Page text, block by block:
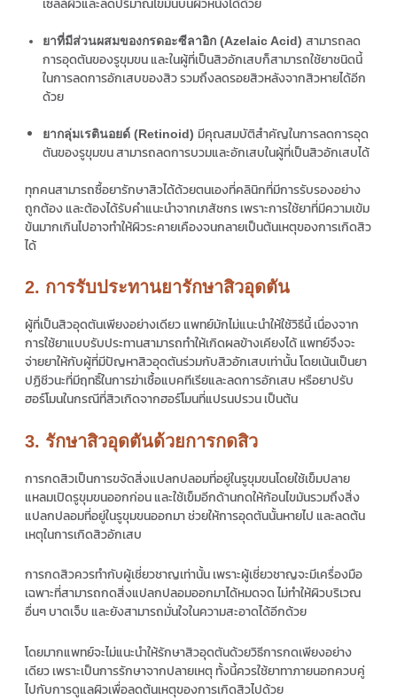
เซลล์ผิวและลดปริมาณไขมันบนผิวหนังได้ด้วย
ยาที่มีส่วนผสมของกรดอะซีลาอิก (Azelaic Acid) สามารถลด
การอุดตันของรูขุมขน และในผู้ที่เป็นสิวอักเสบก็สามารถใช้ยาชนิดนี้
ในการลดการอักเสบของสิว รวมถึงลดรอยสิวหลังจากสิวหายได้อีก
ด้วย
ยากลุ่มเรตินอยด์ (Retinoid) มีคุณสมบัติสำคัญในการลดการอุด
ตันของรูขุมขน สามารถลดการบวมและอักเสบในผู้ที่เป็นสิวอักเสบได้
ทุกคนสามารถซื้อยารักษาสิวได้ด้วยตนเองที่คลินิกที่มีการรับรองอย่าง
ถูกต้อง และต้องได้รับคำแนะนำจากเภสัชกร เพราะการใช้ยาที่มีความเข้ม
ข้นมากเกินไปอาจทำให้ผิวระคายเคืองจนกลายเป็นต้นเหตุของการเกิดสิว
ได้
2. การรับประทานยารักษาสิวอุดตัน
ผู้ที่เป็นสิวอุดตันเพียงอย่างเดียว แพทย์มักไม่แนะนำให้ใช้วิธีนี้ เนื่องจาก
การใช้ยาแบบรับประทานสามารถทำให้เกิดผลข้างเคียงได้ แพทย์จึงจะ
จ่ายยาให้กับผู้ที่มีปัญหาสิวอุดตันร่วมกับสิวอักเสบเท่านั้น โดยเน้นเป็นยา
ปฏิชีวนะที่มีฤทธิ์ในการฆ่าเชื้อแบคทีเรียและลดการอักเสบ หรือยาปรับ
ฮอร์โมนในกรณีที่สิวเกิดจากฮอร์โมนที่แปรนปรวน เป็นต้น
3. รักษาสิวอุดตันด้วยการกดสิว
การกดสิวเป็นการขจัดสิ่งแปลกปลอมที่อยู่ในรูขุมขนโดยใช้เข็มปลาย
แหลมเปิดรูขุมขนออกก่อน และใช้เข็มอีกด้านกดให้ก้อนไขมันรวมถึงสิ่ง
แปลกปลอมที่อยู่ในรูขุมขนออกมา ช่วยให้การอุดตันนั้นหายไป และลดต้น
เหตุในการเกิดสิวอักเสบ
การกดสิวควรทำกับผู้เชี่ยวชาญเท่านั้น เพราะผู้เชี่ยวชาญจะมีเครื่องมือ
เฉพาะที่สามารถกดสิ่งแปลกปลอมออกมาได้หมดจด ไม่ทำให้ผิวบริเวณ
อื่นๆ บาดเจ็บ และยังสามารถมั่นใจในความสะอาดได้อีกด้วย
โดยมากแพทย์จะไม่แนะนำให้รักษาสิวอุดตันด้วยวิธีการกดเพียงอย่าง
เดียว เพราะเป็นการรักษาจากปลายเหตุ ทั้งนี้ควรใช้ยาทาภายนอกควบคู่
ไปกับการดูแลผิวเพื่อลดต้นเหตุของการเกิดสิวไปด้วย